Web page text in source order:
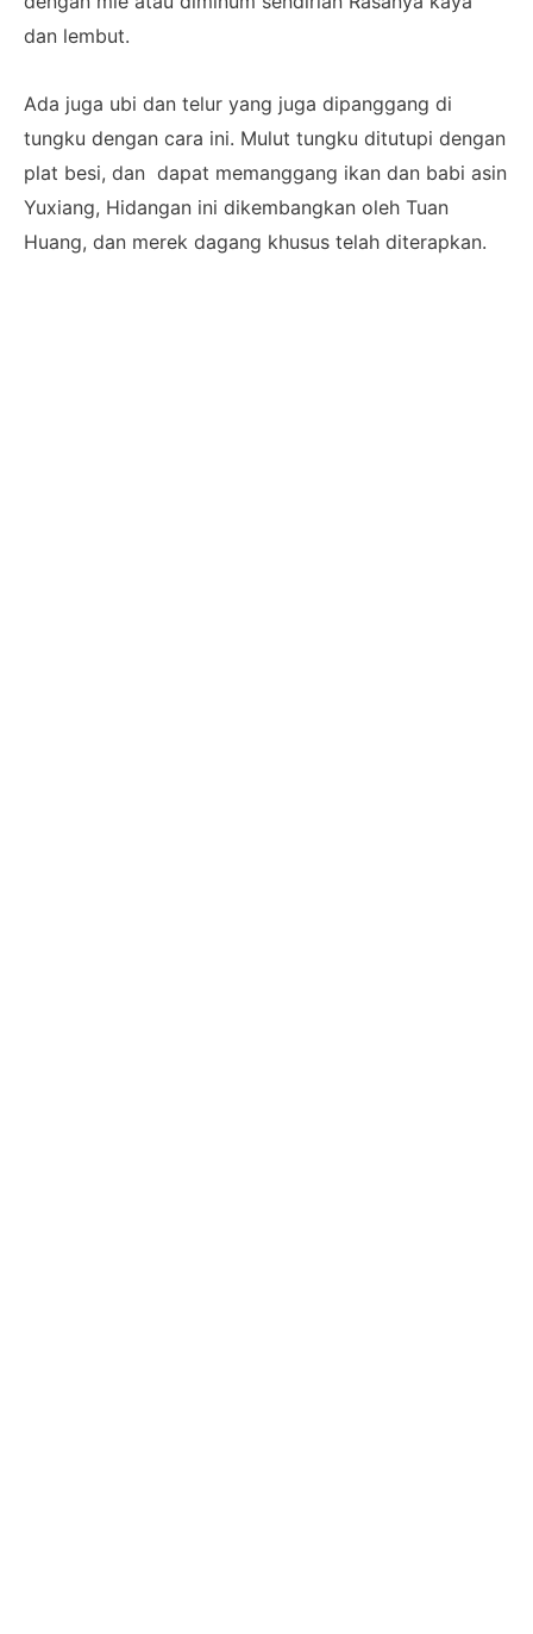
dan lembut.
Ada juga ubi dan telur yang juga dipanggang di
tungku dengan cara ini. Mulut tungku ditutupi dengan
plat besi, dan dapat memanggang ikan dan babi asin
Yuxiang, Hidangan ini dikembangkan oleh Tuan
Huang, dan merek dagang khusus telah diterapkan.